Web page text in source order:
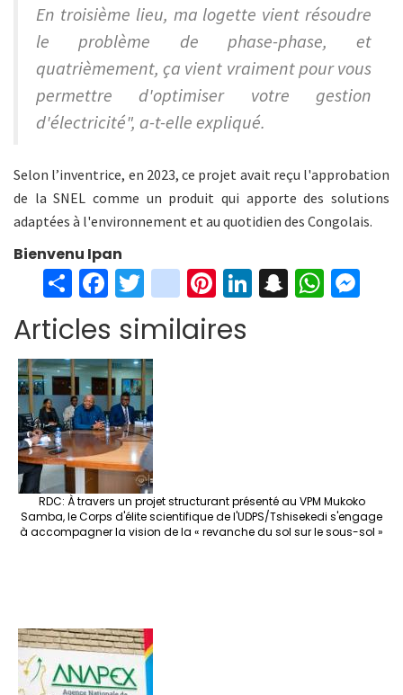
En troisième lieu, ma logette vient résoudre
le problème de phase-phase, et
quatrièmement, ça vient vraiment pour vous
permettre d'optimiser votre gestion
d'électricité", a-t-elle expliqué.
Selon l’inventrice, en 2023, ce projet avait reçu l'approbation
de la SNEL comme un produit qui apporte des solutions
adaptées à l'environnement et au quotidien des Congolais.
Bienvenu Ipan
S
h
ar
e
Fa
ce
b
o
o
k
T
wi
tt
er
in
st
ag
Pi
er
Li S W
Articles similaires
RDC: À travers un projet structurant présenté au VPM Mukoko
Samba, le Corps d'élite scientifique de l'UDPS/Tshisekedi s'engage
à accompagner la vision de la « revanche du sol sur le sous-sol »